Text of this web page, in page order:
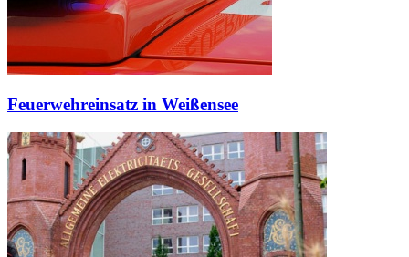
Feuerwehreinsatz in Weißensee